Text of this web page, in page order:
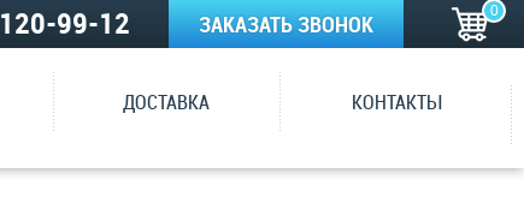
120-99-12 0
ЗАКАЗАТЬ ЗВОНОК
ДОСТАВКА КОНТАКТЫ